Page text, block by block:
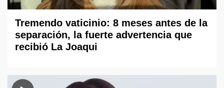
Tremendo vaticinio: 8 meses antes de la
separación, la fuerte advertencia que
recibió La Joaqui